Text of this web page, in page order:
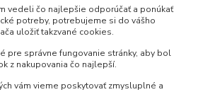
obchod.sk
vedeli čo najlepšie odporúčať a ponúkať
potreby, potrebujeme si do vášho
uložiť takzvané cookies.
pre správne fungovanie stránky, aby bol
z nakupovania čo najlepší.
vám vieme poskytovať zmysluplné a